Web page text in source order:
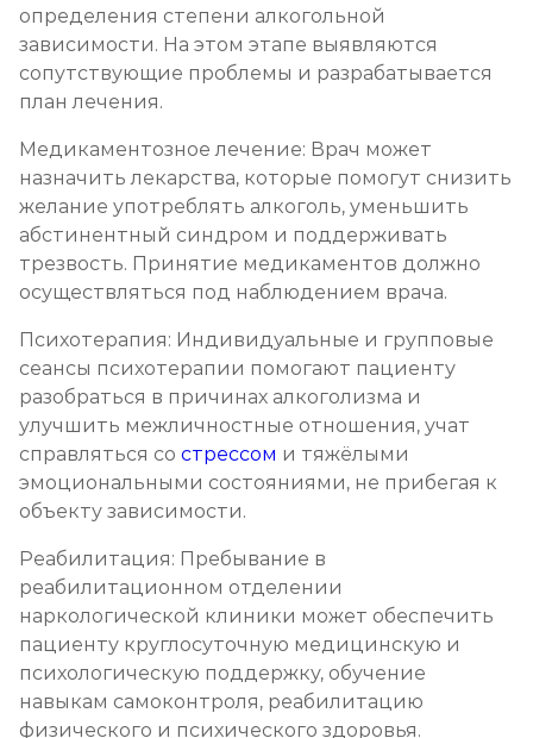
определения степени алкогольной
зависимости. На этом этапе выявляются
сопутствующие проблемы и разрабатывается
план лечения.
Медикаментозное лечение: Врач может
назначить лекарства, которые помогут снизить
желание употреблять алкоголь, уменьшить
абстинентный синдром и поддерживать
трезвость. Принятие медикаментов должно
осуществляться под наблюдением врача.
Психотерапия: Индивидуальные и групповые
сеансы психотерапии помогают пациенту
разобраться в причинах алкоголизма и
улучшить межличностные отношения, учат
справляться со стрессом и тяжёлыми
эмоциональными состояниями, не прибегая к
объекту зависимости.
Реабилитация: Пребывание в
реабилитационном отделении
наркологической клиники может обеспечить
пациенту круглосуточную медицинскую и
психологическую поддержку, обучение
навыкам самоконтроля, реабилитацию
физического и психического здоровья.